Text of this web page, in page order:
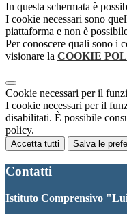
In questa schermata è
I cookie necessari sono
piattaforma e non è
Per conoscere quali sono i
visionare la COOKIE
Cookie necessari per il
I cookie necessari per il
disabilitati. È possibile
policy.
Accetta tutti Salva le
Contatti
Istituto Comprensivo